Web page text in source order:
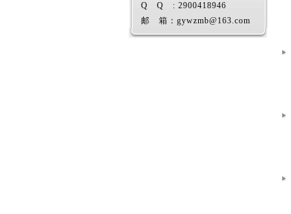
Q Q : 2900418946
邮 箱：gywzmb@163.com